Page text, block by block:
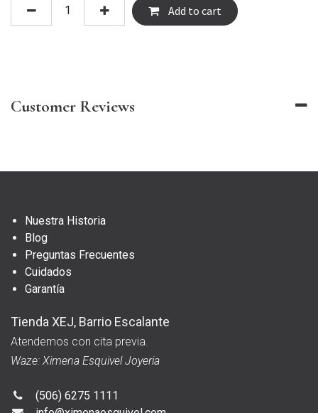
Add to cart
Customer Reviews
Nuestra Historia
Blog
Preguntas Frecuentes
Cuidados
Garantía
Tienda XEJ, Barrio Escalante
Atendemos con cita previa.
Waze: Ximena Esquivel Joyeria
(506) 6275 1111